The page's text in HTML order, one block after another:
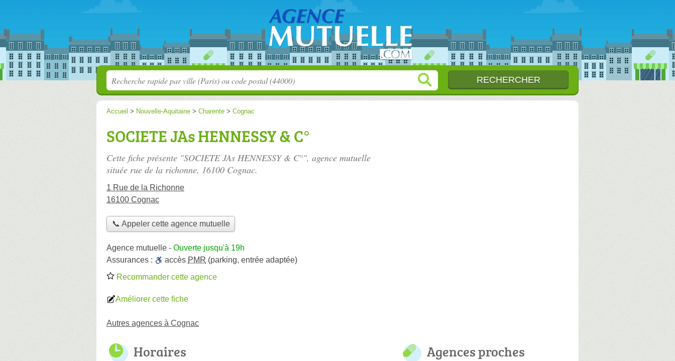
Accueil > Nouvelle-Aquitaine > Charente > Cognac
SOCIETE JAs HENNESSY & C°
Cette fiche présente "SOCIETE JAs HENNESSY & C°", agence mutuelle
située rue de la richonne, 16100 Cognac.
1 Rue de la Richonne
16100 Cognac
📞 Appeler cette agence mutuelle
Agence mutuelle - Ouverte jusqu'à 19h
Assurances :
accès PMR (parking, entrée adaptée)
Recommander cette agence
Améliorer cette fiche
Autres agences à Cognac
Horaires Agences proches